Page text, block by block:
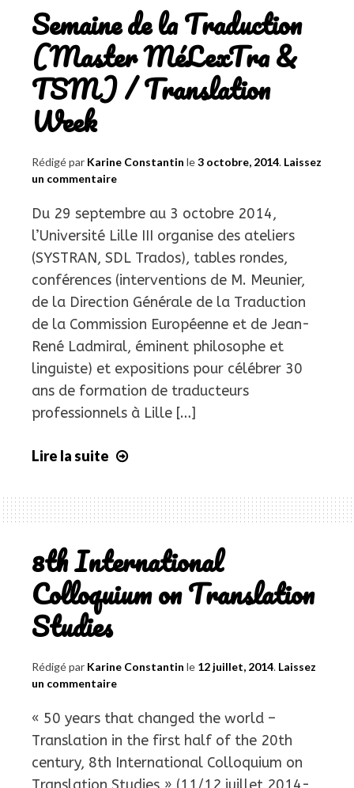
Un
vin
presque
parfait
Semaine de la Traduction
(Master MéLexTra &
TSM) / Translation
Week
Rédigé par Karine Constantin le3 octobre, 2014. Laissez
un commentaire
Du 29 septembre au 3 octobre 2014,
l’Université Lille III organise des ateliers
(SYSTRAN, SDL Trados), tables rondes,
conférences (interventions de M. Meunier,
de la Direction Générale de la Traduction
de la Commission Européenne et de Jean-
René Ladmiral, éminent philosophe et
linguiste) et expositions pour célébrer 30
ans de formation de traducteurs
professionnels à Lille […]
Lire la suite
la
Traduction
MéLexTra
TSM)
Week
8th International
Colloquium on Translation
Studies
Rédigé par Karine Constantin le 12 juillet, 2014. Laissez
un commentaire
« 50 years that changed the world –
Translation in the first half of the 20th
century, 8th International Colloquium on